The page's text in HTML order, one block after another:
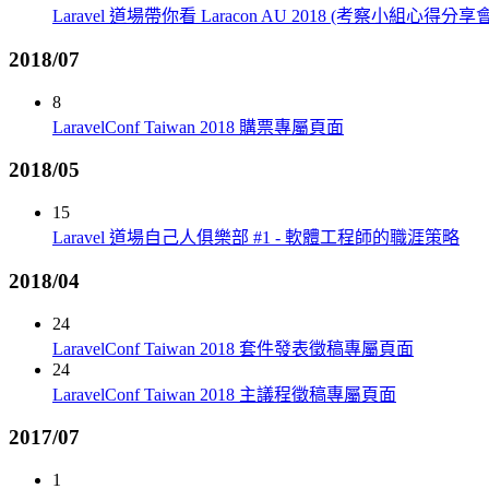
Laravel 道場帶你看 Laracon AU 2018 (考察小組心得分享
2018/07
8
LaravelConf Taiwan 2018 購票專屬頁面
2018/05
15
Laravel 道場自己人俱樂部 #1 - 軟體工程師的職涯策略
2018/04
24
LaravelConf Taiwan 2018 套件發表徵稿專屬頁面
24
LaravelConf Taiwan 2018 主議程徵稿專屬頁面
2017/07
1